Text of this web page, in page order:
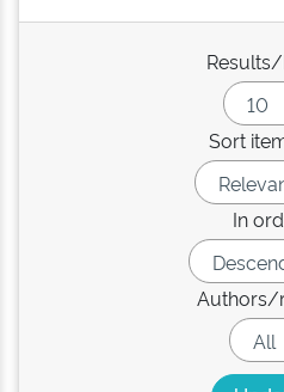
Sort
In
Authors/